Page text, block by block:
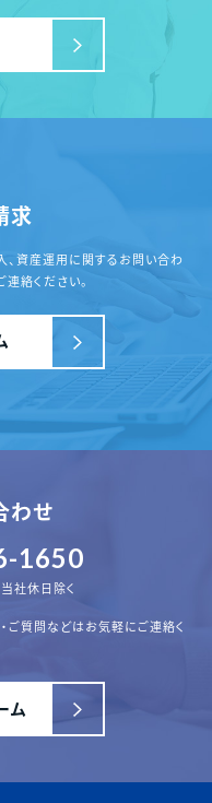
求
、資産運用に関するお問い合わ
絡ください。
わせ
1650
社休日除く
ご質問などはお気軽にご連絡く
ム